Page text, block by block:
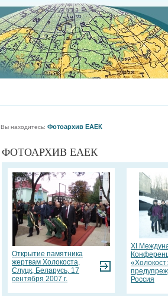
Вы находитесь: Фотоархив ЕАЕК
ФОТОАРХИВ ЕАЕК
Открытие памятника
жертвам Холокоста,
Слуцк, Беларусь, 17
сентября 2007 г.
XI
Россия